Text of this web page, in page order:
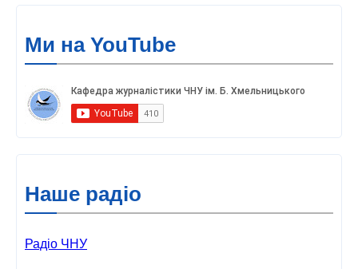
Ми на YouTube
Наше радіо
Радіо ЧНУ